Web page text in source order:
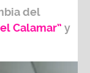
del
Calamar” y